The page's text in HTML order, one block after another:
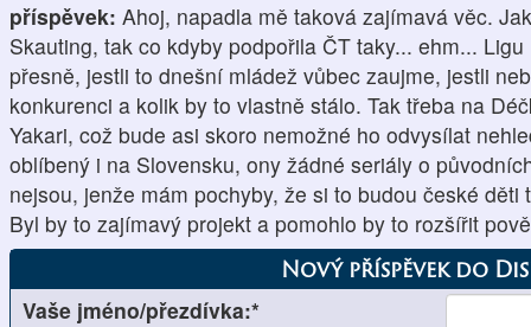
příspěvek: Ahoj, napadla mě taková zajímavá věc.
Skauting, tak co kdyby podpořila ČT taky... ehm...
přesně, jestli to dnešní mládež vůbec zaujme, jestli
konkurenci a kolik by to vlastně stálo. Tak třeba na
Yakari, což bude asi skoro nemožné ho odvysílat
oblíbený i na Slovensku, ony žádné seriály o
nejsou, jenže mám pochyby, že si to budou české
Byl by to zajímavý projekt a pomohlo by to rozšířit
Nový příspěvek do
Vaše jméno/přezdívka:*